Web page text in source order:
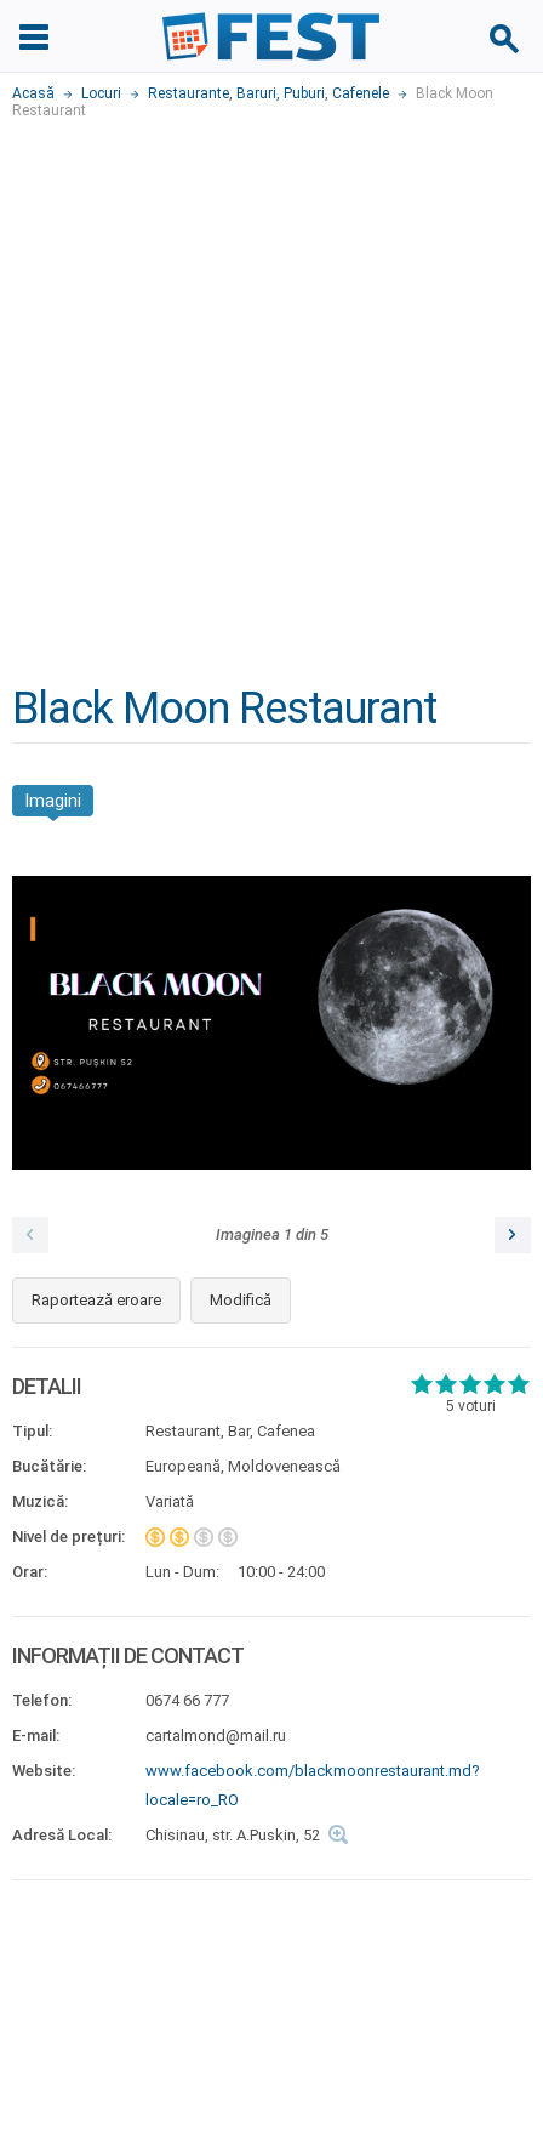
Acasă Locuri Restaurante, Baruri, Puburi, Cafenele
Black Moon
Restaurant
Black Moon Restaurant
Imagini
Imaginea 1 din 5
Raportează eroare Modifică
5 voturi
DETALII
Tipul:
Restaurant, Bar, Cafenea
Bucătărie:
Europeană, Moldovenească
Muzică:
Variată
Nivel de prețuri:
Orar:
Lun - Dum: 10:00 - 24:00
INFORMAȚII DE CONTACT
Telefon:
0674 66 777
E-mail:
cartalmond@mail.ru
Website:
www.facebook.com/blackmoonrestaurant.md?
locale=ro_RO
Adresă Local:
Chisinau, str. A.Puskin, 52